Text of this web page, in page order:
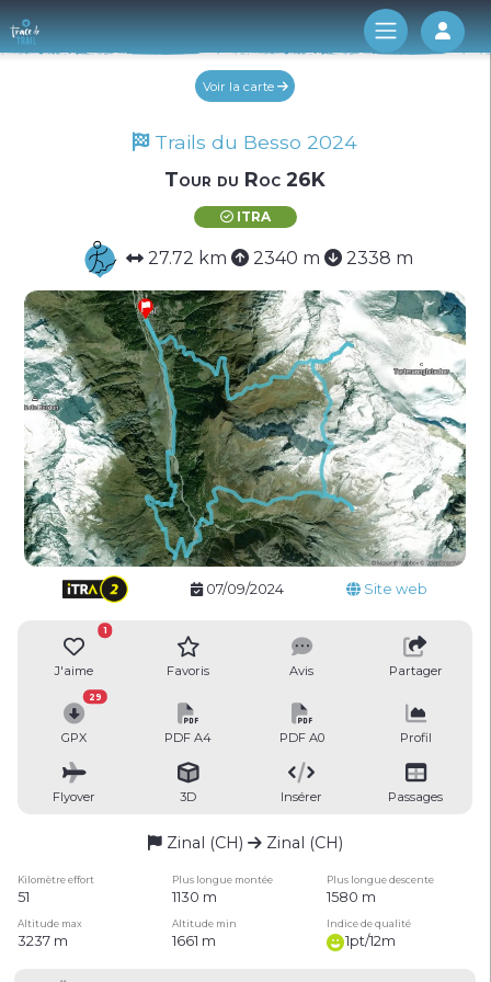
Log
Voir la carte
Trails du Besso 2024
Tour du Roc 26K
ITRA
27.72 km 2340 m 2338 m
07/09/2024 Site web
J'aime
1
Favoris Avis Partager
GPX
29
PDF A4 PDF A0 Profil
Flyover 3D Insérer Passages
Zinal (CH) Zinal (CH)
Kilomètre effort Plus longue montée Plus longue descente
51 1130 m 1580 m
Altitude max Altitude min Indice de qualité
3237 m 1661 m 1pt/12m